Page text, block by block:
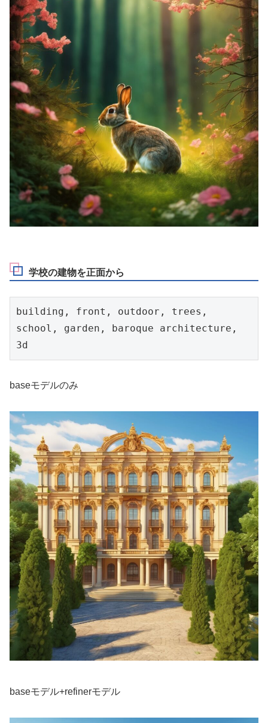
学校の建物を正面から
building, front, outdoor, trees,
school, garden, baroque architecture,
3d
baseモデルのみ
baseモデル+refinerモデル